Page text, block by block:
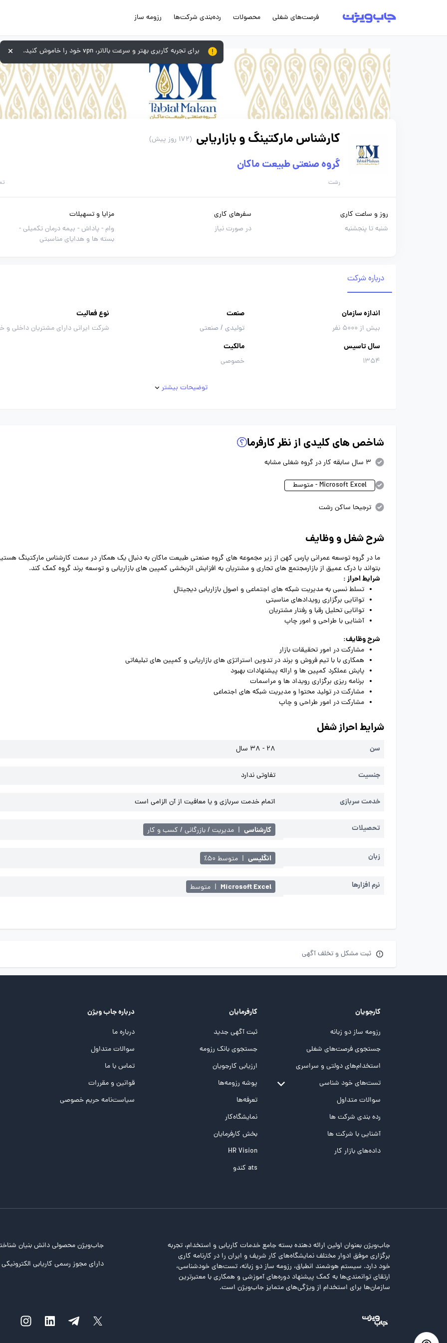
فرصت‌های شغلی محصولات رده‌بندی شرکت‌ها رزومه ساز
کارشناس مارکتینگ و بازاریابی (172 روز پیش)
گروه صنعتی طبیعت ماکان
رشت
روز و ساعت کاری
شنبه تا پنجشنبه
سفرهای کاری
در صورت نیاز
مزایا و تسهیلات
وام - پاداش - بیمه درمان تکمیلی -
بسته ها و هدایای مناسبتی
درباره شرکت
اندازه سازمان
بیش از 5000 نفر
صنعت
تولیدی / صنعتی
نوع فعالیت
شرکت ایرانی دارای مشتریان داخلی و
سال تاسیس
1354
مالکیت
خصوصی
توضیحات بیشتر
شاخص های کلیدی از نظر کارفرما
3 سال سابقه کار در گروه شغلی مشابه
Microsoft Excel - متوسط
ترجیحا ساکن رشت
شرح شغل و وظایف
ما در گروه توسعه عمرانی پارس کهن از زیر مجموعه های گروه صنعتی طبیعت ماکان به دنبال یک همکار در سمت کارشناس مارکتینگ
بتواند با درک عمیق از بازارمجتمع های تجاری و مشتریان به افزایش اثربخشی کمپین های بازاریابی و توسعه برند گروه کمک کند.
شرایط احراز :
تسلط نسبی به مدیریت شبکه های اجتماعی و اصول بازاریابی دیجیتال
توانایی برگزاری رویدادهای مناسبتی
توانایی تحلیل رقبا و رفتار مشتریان
آشنایی با طراحی و امور چاپ
شرح وظایف:
مشارکت در امور تحقیقات بازار
همکاری با با تیم فروش و برند در تدوین استراتژی های بازاریابی و کمپین های تبلیغاتی
پایش عملکرد کمپین ها و ارائه پیشنهادات بهبود
برنامه ریزی برگزاری رویداد ها و مراسمات
مشارکت در تولید محتوا و مدیریت شبکه های اجتماعی
مشارکت در امور طراحی و چاپ
شرایط احراز شغل
سن 28 - 38 سال
جنسیت تفاوتی ندارد
خدمت سربازی اتمام خدمت سربازی و یا معافیت از آن الزامی است
تحصیلات کارشناسی | مدیریت / بازرگانی / کسب و کار
زبان انگلیسی | متوسط ۵۰٪
نرم افزارها Microsoft Excel
| متوسط
ثبت مشکل و تخلف آگهی
کارجویان
رزومه ساز دو زبانه
جستجوی فرصت‌های شغلی
استخدام‌های دولتی و سراسری
تست‌های خود شناسی
تست MBTI
تست تیپ سنجی شغلی Holland
تست NEO
تست هوش های چندگانه
سوالات متداول
رده بندی شرکت ها
آشنایی با شرکت ها
داده‌های بازار کار
کارفرمایان
ثبت آگهی جدید
جستجوی بانک رزومه
ارزیابی کارجویان
پوشه‌‌ رزومه‌ها
تعرفه‌ها
نمایشگاه‌کار
بخش کارفرمایان
HR Vision
ats کندو
درباره جاب ویژن
درباره ما
سوالات متداول
تماس با ما
قوانین و مقررات
سیاست‌نامه حریم خصوصی
جاب‌ویژن بعنوان اولین ارائه دهنده بسته جامع خدمات کاریابی و استخدام، تجربه
برگزاری موفق ادوار مختلف نمایشگاه‌های کار شریف و ایران را در کارنامه کاری
خود دارد. سیستم هوشمند انطباق، رزومه ساز دو زبانه، تست‌های خودشناسی،
ارتقای توانمندی‌ها به کمک پیشنهاد دوره‌های آموزشی و همکاری با معتبرترین
سازمان‌ها برای استخدام از ویژگی‌های متمایز جاب‌ویژن است.
جاب‌ویژن محصولی دانش بنیان
دارای مجوز رسمی کاریابی
برای تجربه کاربری بهتر و سرعت بالاتر، vpn خود را خاموش کنید.